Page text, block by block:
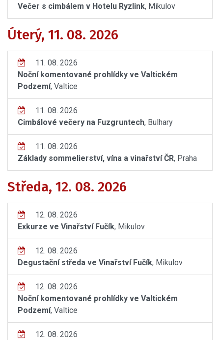
Večer s cimbálem v Hotelu Ryzlink, Mikulov
Úterý, 11. 08. 2026
11. 08. 2026
Noční komentované prohlídky ve Valtickém
Podzemí, Valtice
11. 08. 2026
Cimbálové večery na Fuzgruntech, Bulhary
11. 08. 2026
Základy sommelierství, vína a vinařství ČR, Praha
Středa, 12. 08. 2026
12. 08. 2026
Exkurze ve Vinařství Fučík, Mikulov
12. 08. 2026
Degustační středa ve Vinařství Fučík, Mikulov
12. 08. 2026
Noční komentované prohlídky ve Valtickém
Podzemí, Valtice
12. 08. 2026